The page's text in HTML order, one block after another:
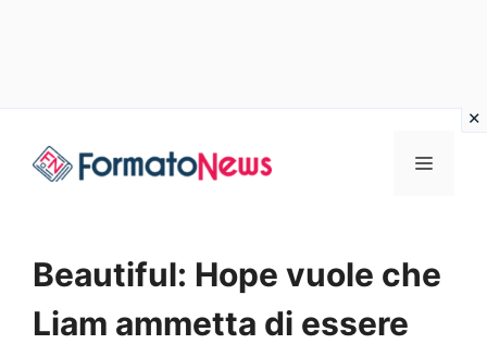
Menu
Beautiful: Hope vuole che
Liam ammetta di essere